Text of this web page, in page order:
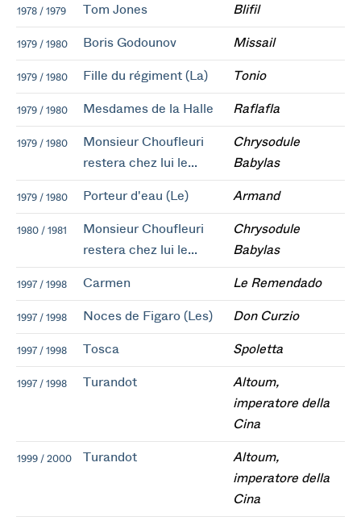
1978 / 1979 Tom Jones Blifil
1979 / 1980 Boris Godounov Missail
1979 / 1980 Fille du régiment (La) Tonio
1979 / 1980 Mesdames de la Halle Raflafla
1979 / 1980
Monsieur Choufleuri
restera chez lui le...
Chrysodule
Babylas
1979 / 1980 Porteur d'eau (Le) Armand
1980 / 1981
Monsieur Choufleuri
restera chez lui le...
Chrysodule
Babylas
1997 / 1998 Carmen Le Remendado
1997 / 1998 Noces de Figaro (Les) Don Curzio
1997 / 1998 Tosca Spoletta
1997 / 1998 Turandot
Altoum,
imperatore della
Cina
1999 / 2000 Turandot
Altoum,
imperatore della
Cina